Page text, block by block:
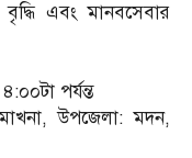
এবং মানবসেবার
পর্যন্ত
উপজেলা: মদন,